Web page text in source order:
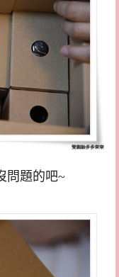
問題的吧~